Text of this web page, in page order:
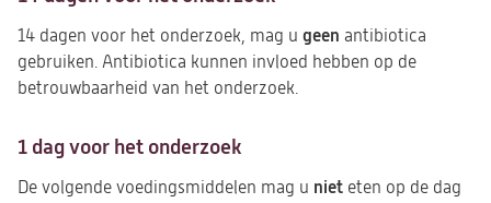
14 dagen voor het onderzoek, mag u geen antibiotica
gebruiken. Antibiotica kunnen invloed hebben op de
betrouwbaarheid van het onderzoek.
1 dag voor het onderzoek
De volgende voedingsmiddelen mag u niet eten op de dag